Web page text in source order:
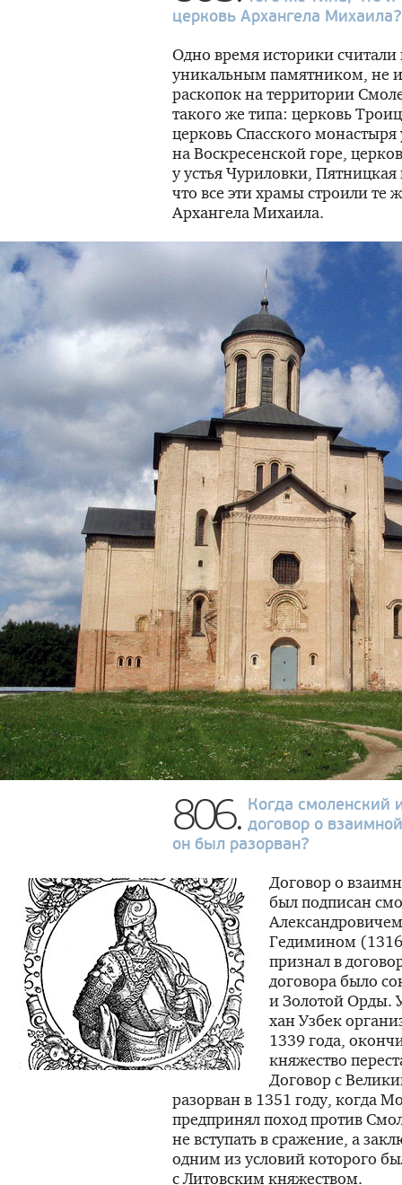
церковь Архангела Михаила?
Одно время историки
уникальным памятником, не
раскопок на территории
такого же типа: церковь
церковь Спасского
на Воскресенской горе,
у устья Чуриловки,
что все эти храмы строили те
Архангела Михаила.
806. Когда смоленский
договор о
он был разорван?
Договор о
был подписан
Гедимином
признал в
договора было
и Золотой Орды.
хан Узбек
1339 года,
княжество
Договор с
разорван в 1351 году, когда
предпринял поход против
не вступать в сражение, а
одним из условий которого
с Литовским княжеством.